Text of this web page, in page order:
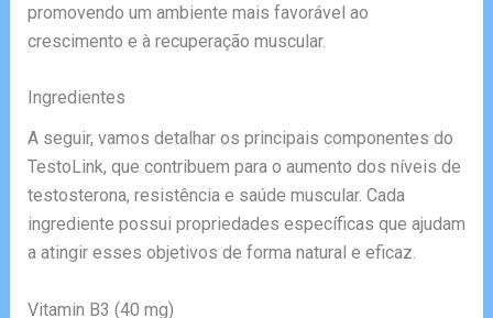
promovendo um ambiente mais favorável ao
crescimento e à recuperação muscular.
Ingredientes
A seguir, vamos detalhar os principais componentes do
TestoLink, que contribuem para o aumento dos níveis de
testosterona, resistência e saúde muscular. Cada
ingrediente possui propriedades específicas que ajudam
a atingir esses objetivos de forma natural e eficaz.
Vitamin B3 (40 mg)